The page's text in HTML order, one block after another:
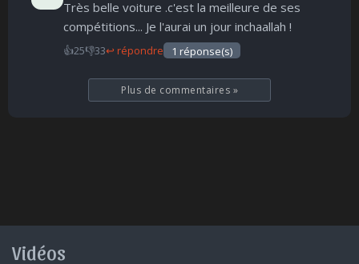
Très belle voiture .c'est la meilleure de ses
compétitions... Je l'aurai un jour inchaallah !
👍25👎33↩ répondre 1 réponse(s)
Plus de commentaires »
Vidéos